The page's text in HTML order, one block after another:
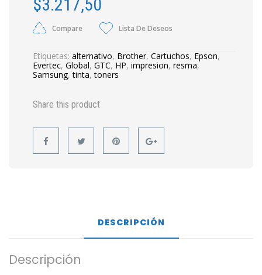
$3.217,50
Compare Lista De Deseos
Etiquetas: alternativo, Brother, Cartuchos, Epson,
Evertec, Global, GTC, HP, impresion, resma,
Samsung,tinta,toners
Share this product
DESCRIPCIÓN
Descripción